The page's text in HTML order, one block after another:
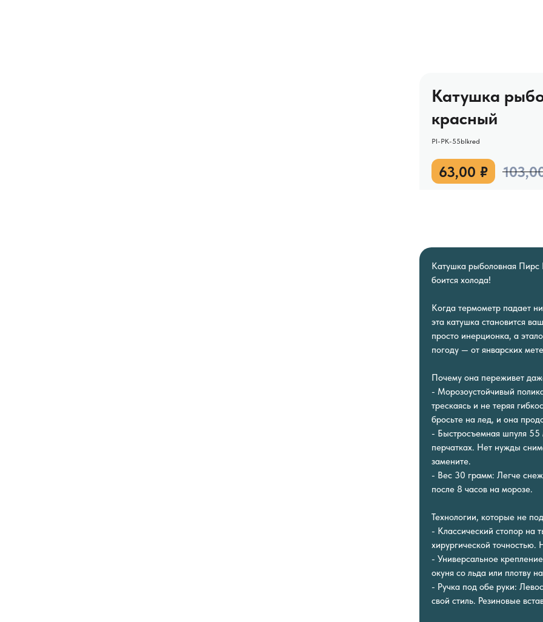
Катушка
красный
PI-PK-55blkred
63,00 ₽
Катушка рыболовная Пирс
боится холода!
Когда термометр падает
эта катушка становится
просто инерционка, а
погоду — от январских
Почему она переживет
- Морозоустойчивый
трескаясь и не теряя
бросьте на лед, и она
- Быстросъемная шпуля 55
перчатках. Нет нужды
замените.
- Вес 30 грамм: Легче
после 8 часов на морозе.
Технологии, которые не
- Классический стопор на
хирургической точностью.
- Универсальное
окуня со льда или плотву
- Ручка под обе руки:
свой стиль. Резиновые